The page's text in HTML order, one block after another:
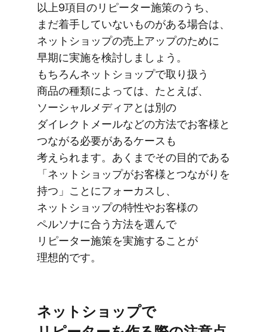
以上​9項目の​リピーター施策の​うち、​
まだ​着手していない​ものが​ある​場合は、​
ネットショップの​売上アップの​ために​
早期に​実施を​検討しましょう。​
もちろんネットショップで​取り扱う​
商品の​種類に​よっては、​たとえば、​
ソーシャルメディアとは​別の​
ダイレクトメールなどの​方法で​お客様と​
つながる​必要が​ある​ケースも​
考えられます。​あくまで​その​目的である​
「ネットショップが​お客様と​つながりを​
持つ」ことに​フォーカスし、​
ネットショップの​特性や​お客様の​
ペルソナに​合う方​法を​選んで​
リピーター施策を​実施する​ことが​
理想的です。
ネットショップで​